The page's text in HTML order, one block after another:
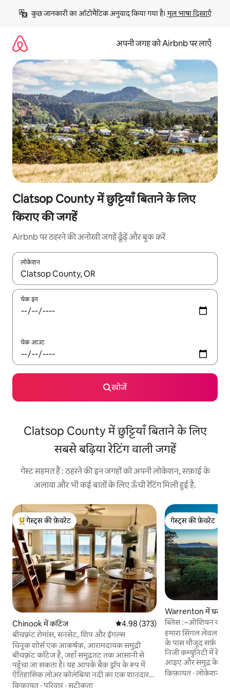
छोड़कर
कॉन्टेंट
कुछ जानकारी का ऑटोमैटिक अनुवाद किया गया है। मूल भाषा दिखाएँ
अपनी जगह को Airbnb पर लाएँ
Clatsop County में छुट्टियाँ बिताने के लिए
किराए की जगहें
Airbnb पर ठहरने की अनोखी जगहें ढूँढ़ें और बुक करें
लोकेशन
नतीजों के उपलब्ध होने पर, अप और डाउन 'ऐरो की' का इस्तेमाल करके नेविगेट
चेक इन
चेक आउट
खोजें
Clatsop County में छुट्टियाँ बिताने के लिए
सबसे बढ़िया रेटिंग वाली जगहें
गेस्ट सहमत हैं : ठहरने की इन जगहों को अपनी लोकेशन, सफ़ाई के
अलावा और भी कई बातों के लिए ऊँची रेटिंग मिली हुई है.
गेस्ट्स का टॉप फ़ेवरेट
गेस्ट्स की फ़ेवरेट
Chinook में कॉटेज औसत रेटिंग 5 में से 4.98, 373 समीक्षाएँ
4.98 (373)
बीचफ़्रंट रोमांस, सनसेट, शिप और ईगल्स
चिनूक शोर्स एक आकर्षक, आरामदायक समुद्री
बीचफ़्रंट कॉटेज है, जहाँ समुद्रतट तक आसानी से
पहुँचा जा सकता है। यह आपके बैक ड्रॉप के रूप में
ऐतिहासिक लोअर कोलंबिया नदी का एक शानदार
सामने की पंक्ति का दृश्य पेश करता है। खिड़कियों
किफ़ायत ·परिवार ·सटीकता
गेस्ट्स की फ़ेवरेट
गेस्ट्स की फ़ेवरेट
Warrenton में घर
ब्लिस :~ओशियन व्यू/
सामग्री~कुत्ता
हमारा सिंगल लेवल
के पास मौजूद सर्फ़
निजी कम्युनिटी में रेत
आइए और समुद्र के
Sunset Bliss का
किफ़ायत ·लोकेशन